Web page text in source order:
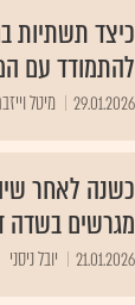
כיצד תשתיות
להתמודד עם
29.01.2026 מיטל
כשנה לאחר
מגרשים בשדה
21.01.2026 יובל ניסני